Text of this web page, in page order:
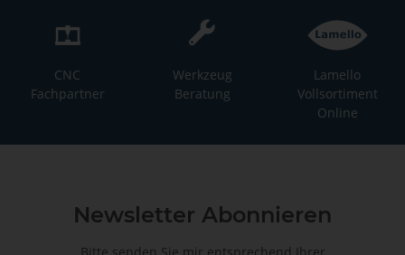
CNC
Fachpartner
Werkzeug
Beratung
Lamello
Vollsortiment
Online
Newsletter Abonnieren